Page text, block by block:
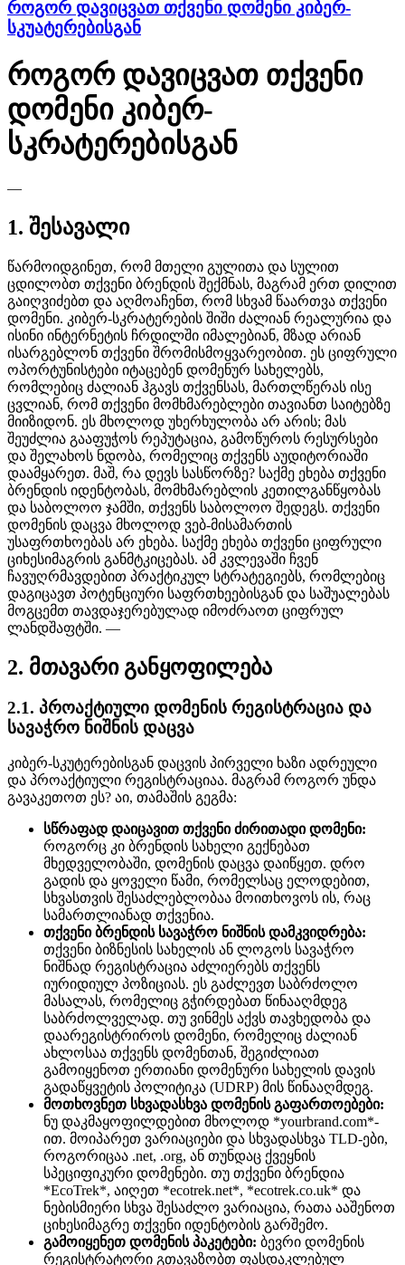
როგორ დავიცვათ თქვენი დომენი კიბერ-
სკუატერებისგან
როგორ დავიცვათ თქვენი
დომენი კიბერ-
სკრატერებისგან
—
1. შესავალი
წარმოიდგინეთ, რომ მთელი გულითა და სულით
ცდილობთ თქვენი ბრენდის შექმნას, მაგრამ ერთ დილით
გაიღვიძებთ და აღმოაჩენთ, რომ სხვამ წაართვა თქვენი
დომენი. კიბერ-სკრატერების შიში ძალიან რეალურია და
ისინი ინტერნეტის ჩრდილში იმალებიან, მზად არიან
ისარგებლონ თქვენი შრომისმოყვარეობით. ეს ციფრული
ოპორტუნისტები იტაცებენ დომენურ სახელებს,
რომლებიც ძალიან ჰგავს თქვენსას, მართლწერას ისე
ცვლიან, რომ თქვენი მომხმარებლები თავიანთ საიტებზე
მიიზიდონ. ეს მხოლოდ უხერხულობა არ არის; მას
შეუძლია გააფუჭოს რეპუტაცია, გამოწუროს რესურსები
და შელახოს ნდობა, რომელიც თქვენს აუდიტორიაში
დაამყარეთ. მაშ, ​​რა დევს სასწორზე? საქმე ეხება თქვენი
ბრენდის იდენტობას, მომხმარებლის კეთილგანწყობას
და საბოლოო ჯამში, თქვენს საბოლოო შედეგს. თქვენი
დომენის დაცვა მხოლოდ ვებ-მისამართის
უსაფრთხოებას არ ეხება. საქმე ეხება თქვენი ციფრული
ციხესიმაგრის განმტკიცებას. ამ კვლევაში ჩვენ
ჩავუღრმავდებით პრაქტიკულ სტრატეგიებს, რომლებიც
დაგიცავთ პოტენციური საფრთხეებისგან და საშუალებას
მოგცემთ თავდაჯერებულად იმოძრაოთ ციფრულ
ლანდშაფტში. —
2. მთავარი განყოფილება
2.1. პროაქტიული დომენის რეგისტრაცია და
სავაჭრო ნიშნის დაცვა
კიბერ-სკუტერებისგან დაცვის პირველი ხაზი ადრეული
და პროაქტიული რეგისტრაციაა. მაგრამ როგორ უნდა
გავაკეთოთ ეს? აი, თამაშის გეგმა:
სწრაფად დაიცავით თქვენი ძირითადი დომენი:
როგორც კი ბრენდის სახელი გექნებათ
მხედველობაში, დომენის დაცვა დაიწყეთ. დრო
გადის და ყოველი წამი, რომელსაც ელოდებით,
სხვასთვის შესაძლებლობაა მოითხოვოს ის, რაც
სამართლიანად თქვენია.
თქვენი ბრენდის სავაჭრო ნიშნის დამკვიდრება:
თქვენი ბიზნესის სახელის ან ლოგოს სავაჭრო
ნიშნად რეგისტრაცია აძლიერებს თქვენს
იურიდიულ პოზიციას. ეს გაძლევთ საბრძოლო
მასალას, რომელიც გჭირდებათ წინააღმდეგ
საბრძოლველად. თუ ვინმეს აქვს თავხედობა და
დაარეგისტრიროს დომენი, რომელიც ძალიან
ახლოსაა თქვენს დომენთან, შეგიძლიათ
გამოიყენოთ ერთიანი დომენური სახელის დავის
გადაწყვეტის პოლიტიკა (UDRP) მის წინააღმდეგ.
მოთხოვნეთ სხვადასხვა დომენის გაფართოებები:
ნუ დაკმაყოფილდებით მხოლოდ *yourbrand.com*-
ით. მოიპარეთ ვარიაციები და სხვადასხვა TLD-ები,
როგორიცაა .net, .org, ან თუნდაც ქვეყნის
სპეციფიკური დომენები. თუ თქვენი ბრენდია
*EcoTrek*, აიღეთ *ecotrek.net*, *ecotrek.co.uk* და
ნებისმიერი სხვა შესაძლო ვარიაცია, რათა ააშენოთ
ციხესიმაგრე თქვენი იდენტობის გარშემო.
გამოიყენეთ დომენის პაკეტები: ბევრი დომენის
რეგისტრატორი გთავაზობთ ფასდაკლებულ